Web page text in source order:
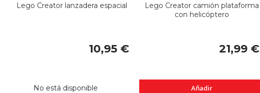
Lego Creator lanzadera espacial
10,95 €
No está disponible
Lego Creator camión plataforma
con helicóptero
21,99 €
Añadir